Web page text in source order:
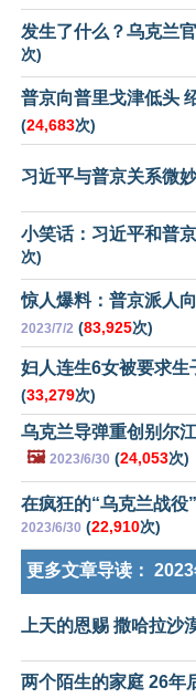
发生了什么？乌克兰
次)
普京向普里戈津低头
(24,683次)
习近平与普京关系微妙
小笑话：习近平和普
次)
惊人爆料：普京派人
2023/7/2 (83,925次)
妇人连生6女被要求生
(33,279次)
乌克兰导弹重创别尔
🖼️ 2023/6/30 (24,053次)
在疯狂的“乌克兰战役
2023/6/30 (22,910次)
更多文章导读： 2023
上天的恩赐 撒哈拉沙
两个陌生的家庭 26年